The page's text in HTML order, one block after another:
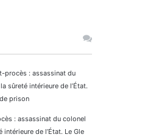
procès : assassinat du
sûreté intérieure de l’État.
prison
: assassinat du colonel
de l’État. Le Gle